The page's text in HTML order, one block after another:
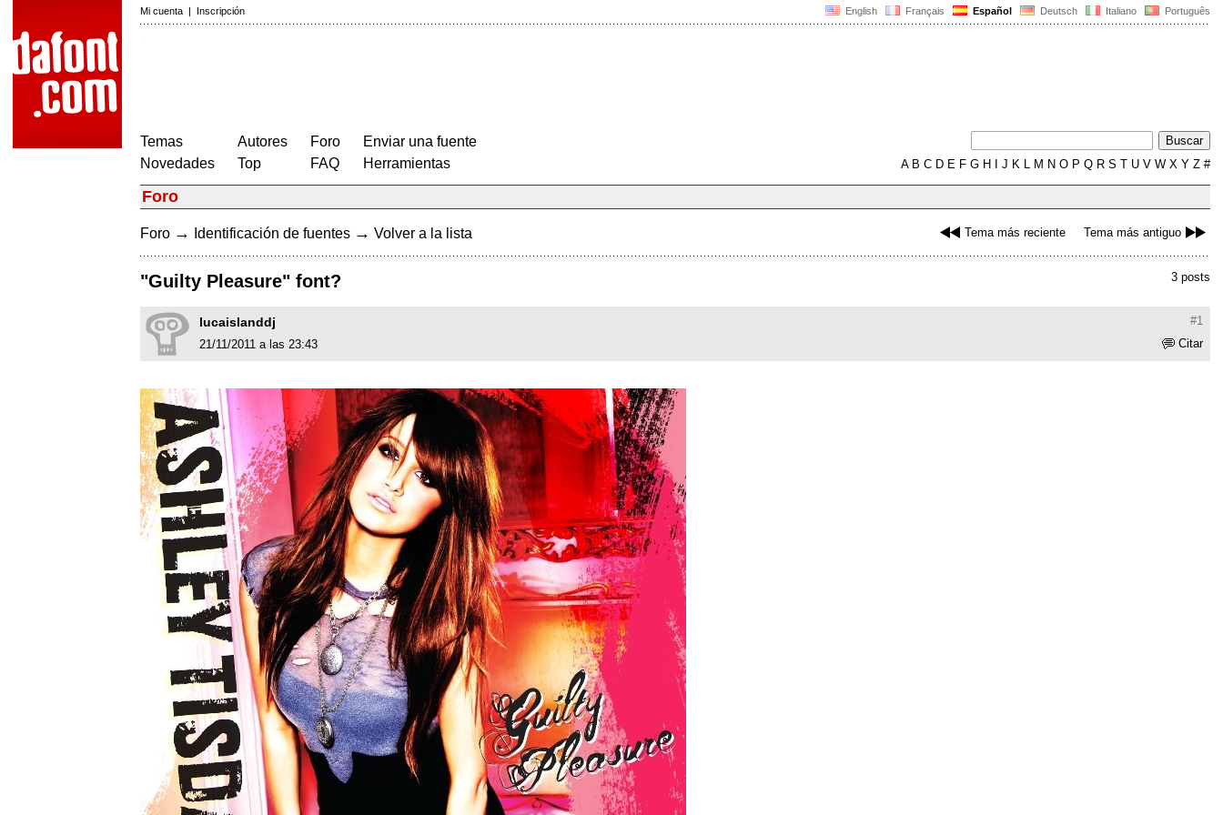
English Français Español Deutsch Italiano Português
Mi cuenta | Inscripción
Temas
Novedades
Autores
Top
Foro
FAQ
Enviar una fuente
Herramientas
AB C D E F G H J K L M N O P Q R S T U V W X Y Z #
Foro
Tema más reciente Tema más antiguo
Foro → Identificación de fuentes → Volver a la lista
3 posts
"Guilty Pleasure" font?
#1
lucaislanddj
Citar
21/11/2011 a las 23:43